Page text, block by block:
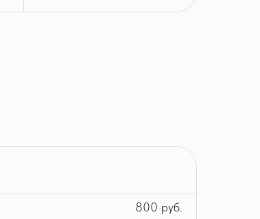
800 руб.